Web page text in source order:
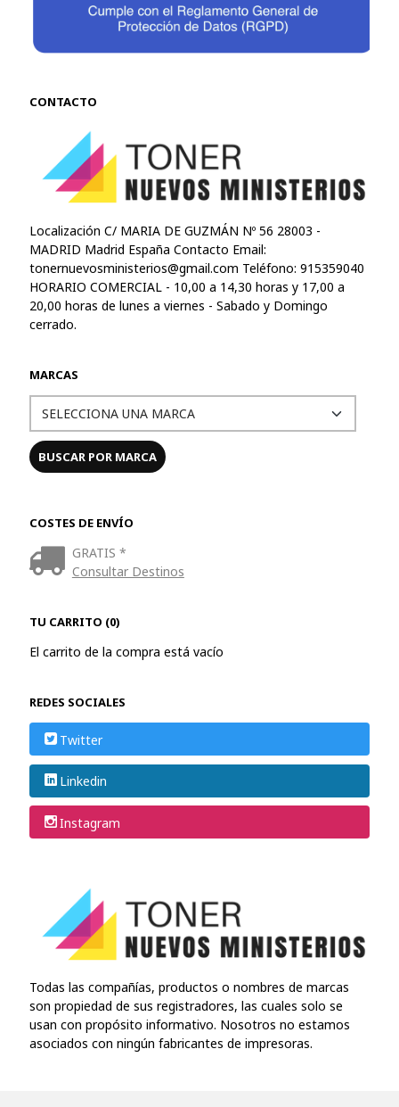
CONTACTO
Localización C/ MARIA DE GUZMÁN Nº 56 28003 -
MADRID Madrid España Contacto Email:
tonernuevosministerios@gmail.com Teléfono: 915359040
HORARIO COMERCIAL - 10,00 a 14,30 horas y 17,00 a
20,00 horas de lunes a viernes - Sabado y Domingo
cerrado.
MARCAS
COSTES DE ENVÍO
GRATIS *
Consultar Destinos
TU CARRITO (0)
El carrito de la compra está vacío
REDES SOCIALES
Twitter
Linkedin
Instagram
Todas las compañías, productos o nombres de marcas
son propiedad de sus registradores, las cuales solo se
usan con propósito informativo. Nosotros no estamos
asociados con ningún fabricantes de impresoras.